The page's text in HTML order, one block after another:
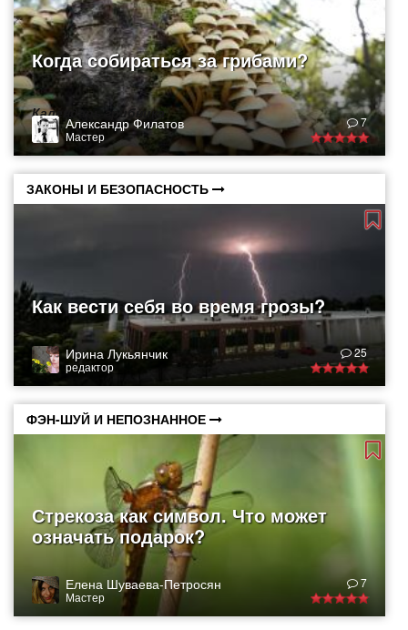
Когда собираться за грибами?
Календарь грибника
Александр Филатов
Мастер
7
ЗАКОНЫ И БЕЗОПАСНОСТЬ
Как вести себя во время грозы?
Ирина Лукьянчик
редактор
25
ФЭН-ШУЙ И НЕПОЗНАННОЕ
Стрекоза как символ. Что может
означать подарок?
Елена Шуваева-Петросян
Мастер
7